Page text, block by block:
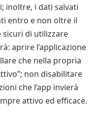
inoltre, i dati salvati
entro e non oltre il
sicuri di utilizzare
aprire l’applicazione
che nella propria
non disabilitare
che l’app invierà
attivo ed efficace.